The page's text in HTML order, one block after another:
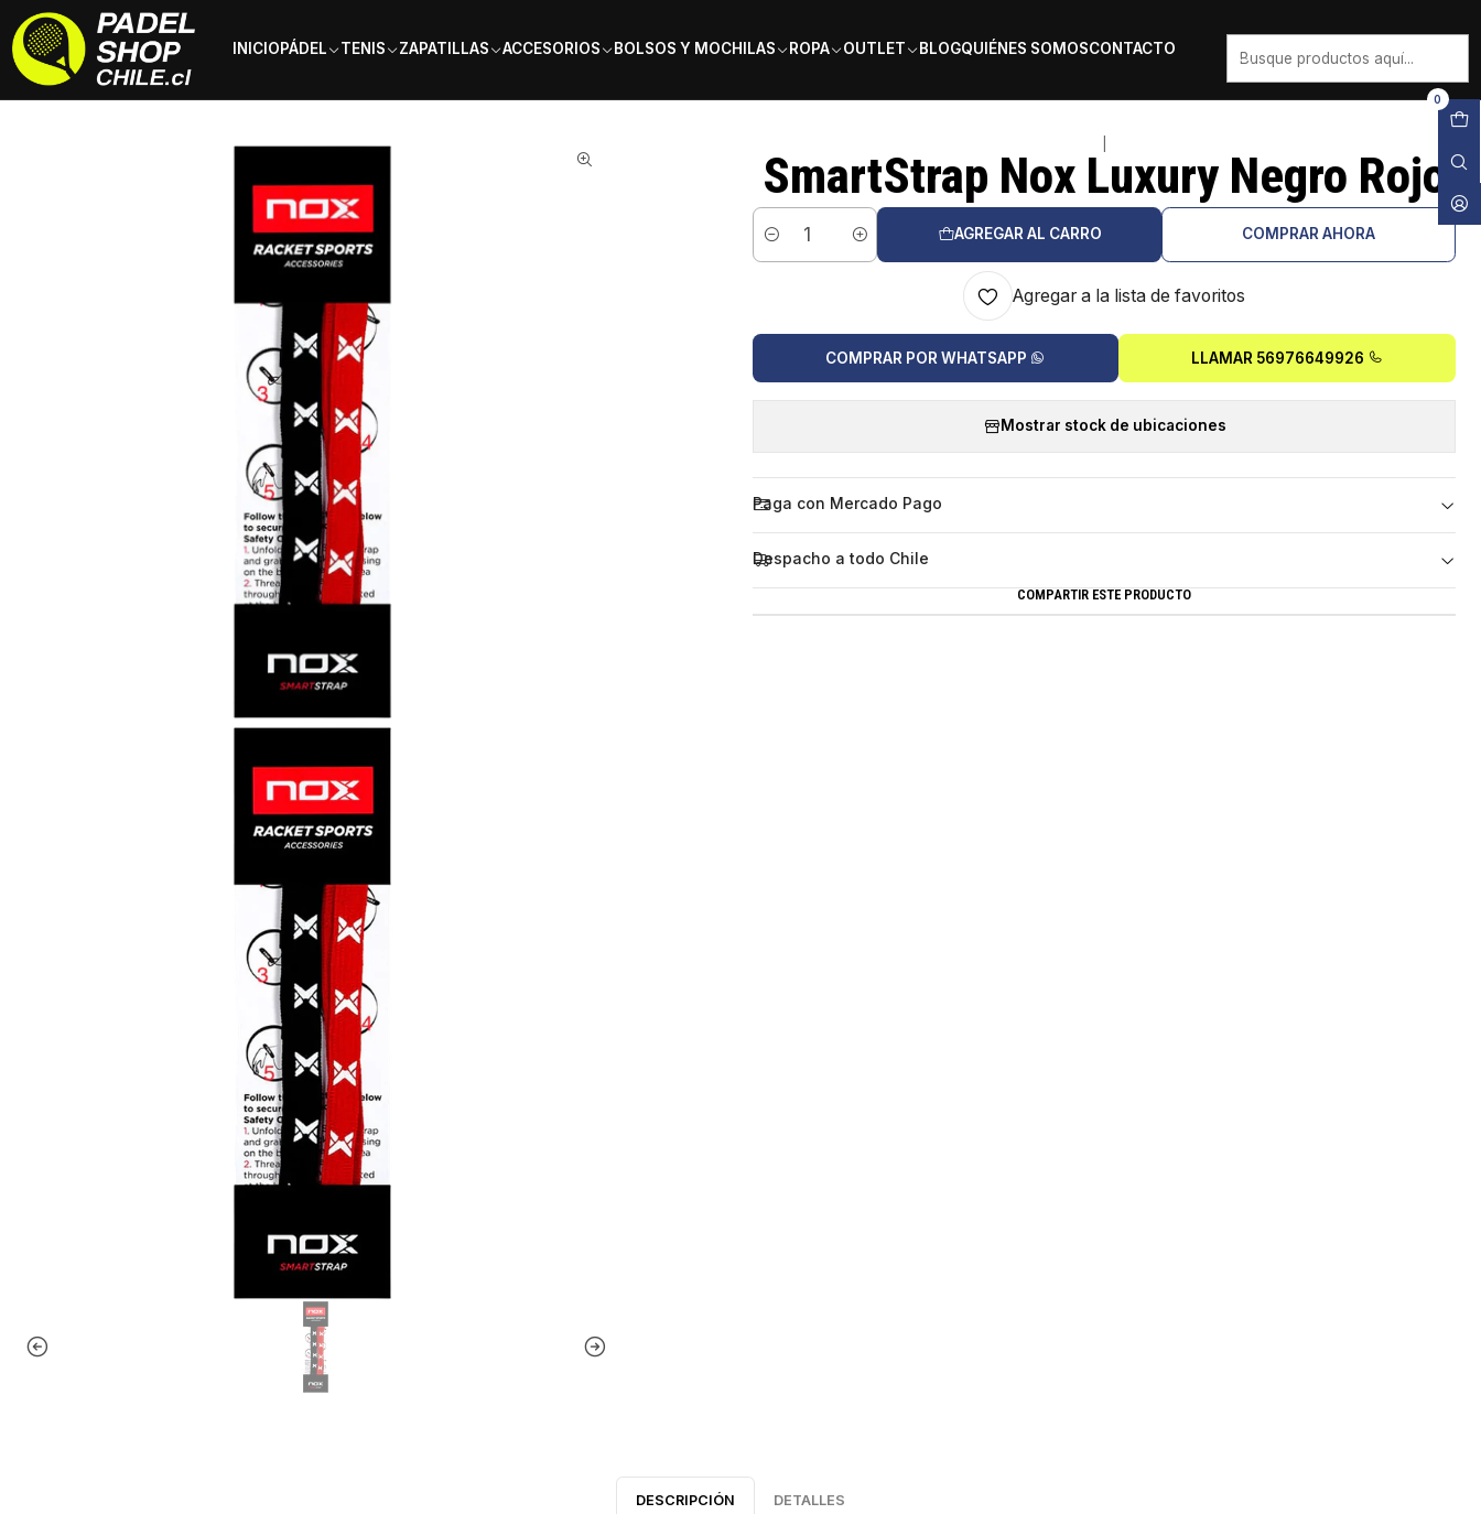
INICIOPÁDEL TENIS ZAPATILLAS ACCESORIOS BOLSOS Y MOCHILAS ROPA OUTLET BLOGQUIÉNES SOMOSCONTACTO
0
Inicio Marcas Nox SmartStrap Nox Luxury Negro Rojo
SmartStrap Nox Luxury Negro Rojo
Cantidad
AGREGAR AL CARRO COMPRAR AHORA
Agregar a la lista de favoritos
COMPRAR POR WHATSAPP LLAMAR 56976649926
Mostrar stock de ubicaciones
Paga con Mercado Pago
Despacho a todo Chile
COMPARTIR ESTE PRODUCTO
DESCRIPCIÓN DETALLES